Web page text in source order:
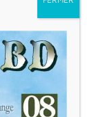
4
sucre,